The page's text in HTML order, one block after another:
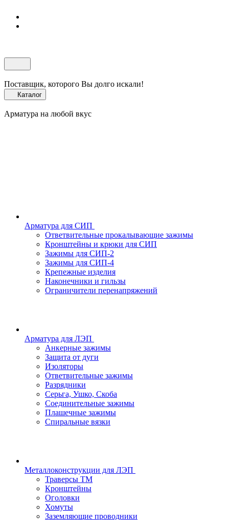
Поставщик, которого Вы долго искали!
Каталог
Арматура на любой вкус
Арматура для СИП
Ответвительные прокалывающие зажимы
Кронштейны и крюки для СИП
Зажимы для СИП-2
Зажимы для СИП-4
Крепежные изделия
Наконечники и гильзы
Ограничители перенапряжений
Арматура для ЛЭП
Анкерные зажимы
Защита от дуги
Изоляторы
Ответвительные зажимы
Разрядники
Серьга, Ушко, Скоба
Соединительные зажимы
Плашечные зажимы
Спиральные вязки
Металлоконструкции для ЛЭП
Траверсы ТМ
Кронштейны
Оголовки
Хомуты
Заземляющие проводники